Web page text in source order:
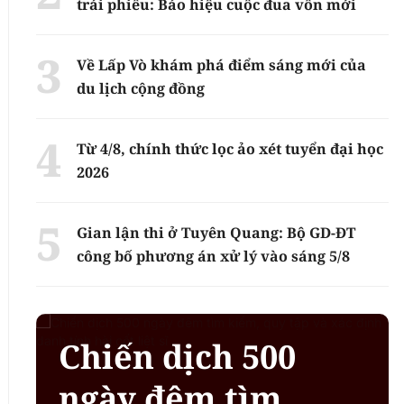
trái phiếu: Báo hiệu cuộc đua vốn mới
Về Lấp Vò khám phá điểm sáng mới của
du lịch cộng đồng
Từ 4/8, chính thức lọc ảo xét tuyển đại học
2026
Gian lận thi ở Tuyên Quang: Bộ GD-ĐT
công bố phương án xử lý vào sáng 5/8
Chiến dịch 500